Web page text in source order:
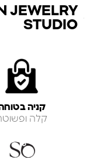
JEWELRY
STUDIO
קניה
קלה